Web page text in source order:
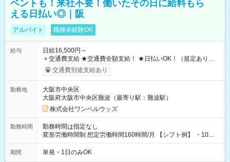
ベントも！来社不要！働いたその日に給料もら
える日払い◎｜阪
アルバイト 職種未経験OK
給与
日給16,500円～
＋交通費支給 ★交通費全額支給！ ★日払いOK！（規定あり） ┗
働いたその日に現金GET♪ お仕事後はコンビニATMから 日払
交通費別途支給あり
勤務地
大阪市中央区
大阪府大阪市中央区難波（最寄り駅：難波駅）
株式会社ワンベルウッズ
勤務時間
勤務時間は指定なし
変形労働時間制 想定労働時間160時間/月 【シフト例】 ・10：
00～20：00
期間 単発・1日のみOK